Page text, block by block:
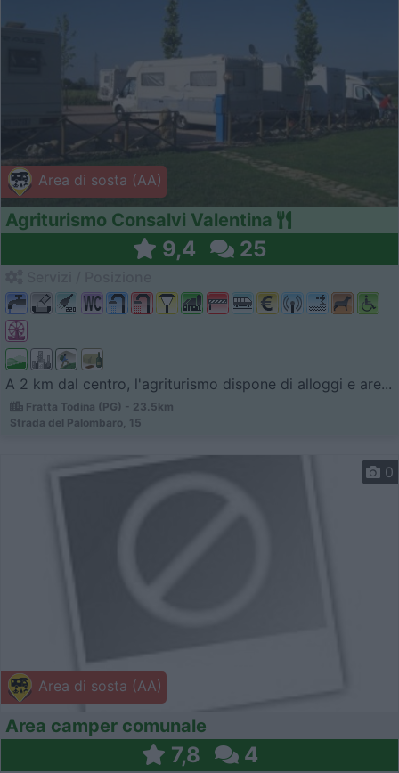
Area di sosta (AA)
Agriturismo Consalvi Valentina
9,4 25
A 2 km dal centro, l'agriturismo dispone di alloggi e are...
Fratta Todina (PG) - 23.5km
Strada del Palombaro, 15
Area di sosta (AA)
0
Area camper comunale
7,8 4